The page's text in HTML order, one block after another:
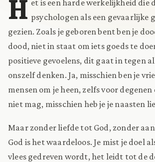
et is een harde werkelijkheid die
psychologen als een gevaarlijke
gezien. Zoals je geboren bent ben je
dood, niet in staat om iets goeds te
positieve gevoelens, dit gaat in tegen
onszelf denken. Ja, misschien ben je
mensen om je heen, zelfs voor
niet mag, misschien heb je je naasten
Maar zonder liefde tot God, zonder
God is het waardeloos. Je mist je doel
vlees gedreven wordt, het leidt tot de